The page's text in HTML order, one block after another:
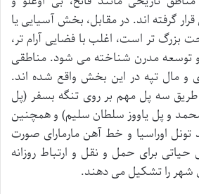
گرفته اند. در مقابل، بخش آسیایی یا
بزرگ تر است، اغلب با فضایی آرام تر،
توسعه مدرن شناخته می شود. مناطقی
و مال تپه در این بخش واقع شده اند.
سه پل مهم بر روی تنگه بسفر (پل
و پل یاووز سلطان سلیم) و همچنین
تونل اوراسیا و خط آهن مارمارای صورت
برای حمل و نقل و ارتباط روزانه
شهر را تشکیل می دهند.